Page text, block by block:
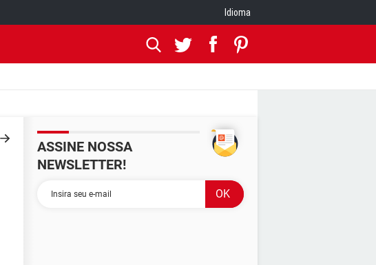
Idioma
ASSINE NOSSA
NEWSLETTER!